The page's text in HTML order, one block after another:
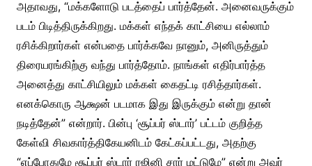
அதாவது, “மக்களோடு படத்தைப் பார்த்தேன். அனைவருக்கும்
படம் பிடித்திருக்கிறது. மக்கள் எந்தக் காட்சியை எல்லாம்
ரசிக்கிறார்கள் என்பதை பார்க்கவே நானும், அனிருத்தும்
திரையரங்கிற்கு வந்து பார்த்தோம். நாங்கள் எதிர்பார்த்த
அனைத்து காட்சியிலும் மக்கள் கைதட்டி ரசித்தார்கள்.
எனக்கொரு ஆக்ஷன் படமாக இது இருக்கும் என்று தான்
நடித்தேன்” என்றார். பின்பு ‘சூப்பர் ஸ்டார்’ பட்டம் குறித்த
கேள்வி சிவகார்த்திகேயனிடம் கேட்கப்பட்டது, அதற்கு
“எப்போதுமே சூப்பர் ஸ்டார் ரஜினி சார் மட்டுமே” என்று அவர்